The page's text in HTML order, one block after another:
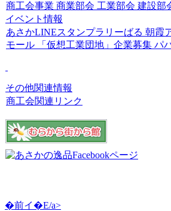
商工会事業 商業部会 工業部会 建設部
イベント情報
あさかLINEスタンプラリーばる 朝霞
モール
「仮想工業団地」企業募集 パ
その他関連情報
商工会関連リンク
�前イ�E/a>